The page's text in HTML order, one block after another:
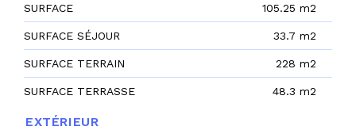
SURFACE 105.25 m2
SURFACE SÉJOUR 33.7 m2
SURFACE TERRAIN 228 m2
SURFACE TERRASSE 48.3 m2
EXTÉRIEUR